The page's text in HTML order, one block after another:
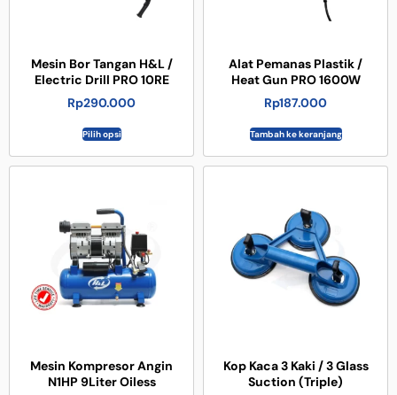
Mesin Bor Tangan H&L /
Electric Drill PRO 10RE
Rp290.000
Pilih opsi
Alat Pemanas Plastik /
Heat Gun PRO 1600W
Rp187.000
Tambah ke keranjang
Mesin Kompresor Angin
N1HP 9Liter Oiless
Kop Kaca 3 Kaki / 3 Glass
Suction (Triple)